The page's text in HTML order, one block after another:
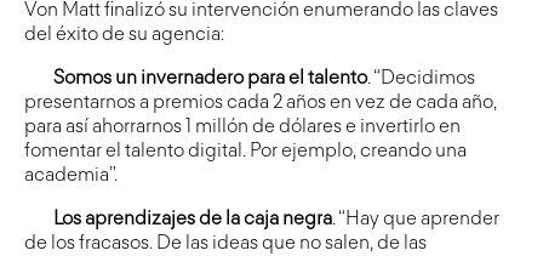
Von Matt finalizó su intervención enumerando las claves
del éxito de su agencia:
Somos un invernadero para el talento. “Decidimos
presentarnos a premios cada 2 años en vez de cada año,
para así ahorrarnos 1 millón de dólares e invertirlo en
fomentar el talento digital. Por ejemplo, creando una
academia”.
Los aprendizajes de la caja negra. “Hay que aprender
de los fracasos. De las ideas que no salen, de las